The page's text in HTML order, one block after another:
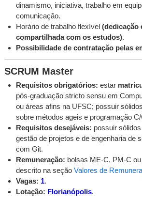
dinamismo, iniciativa, trabalho em
comunicação.
Horário de trabalho flexível (dedicação
compartilhada com os estudos).
Possibilidade de contratação pelas
SCRUM Master
Requisitos obrigatórios: estar
pós-graduação stricto sensu em
ou áreas afins na UFSC; possuir
sobre métodos ageis e programação
Requisitos desejáveis: possuir
gestão de projetos e de engenharia de
com Git.
Remuneração: bolsas ME-C, PM-C
descrito na seção Valores de
Vagas: 1.
Lotação: Florianópolis.